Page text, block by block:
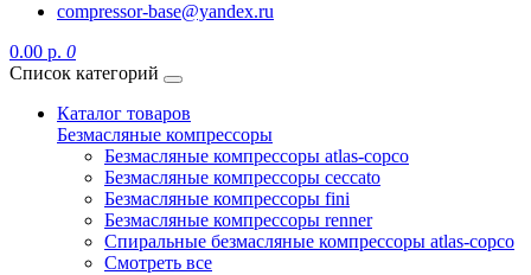
compressor-base@yandex.ru
0.00 р. 0
Список категорий
Каталог товаров
Безмасляные компрессоры
Безмасляные компрессоры atlas-copco
Безмасляные компрессоры ceccato
Безмасляные компрессоры fini
Безмасляные компрессоры renner
Спиральные безмасляные компрессоры atlas-copco
Смотреть все